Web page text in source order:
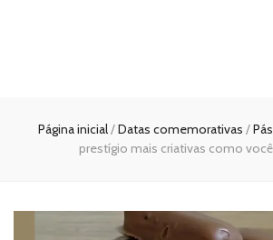
Página inicial/Datas comemorativas /
prestígio mais criativas como